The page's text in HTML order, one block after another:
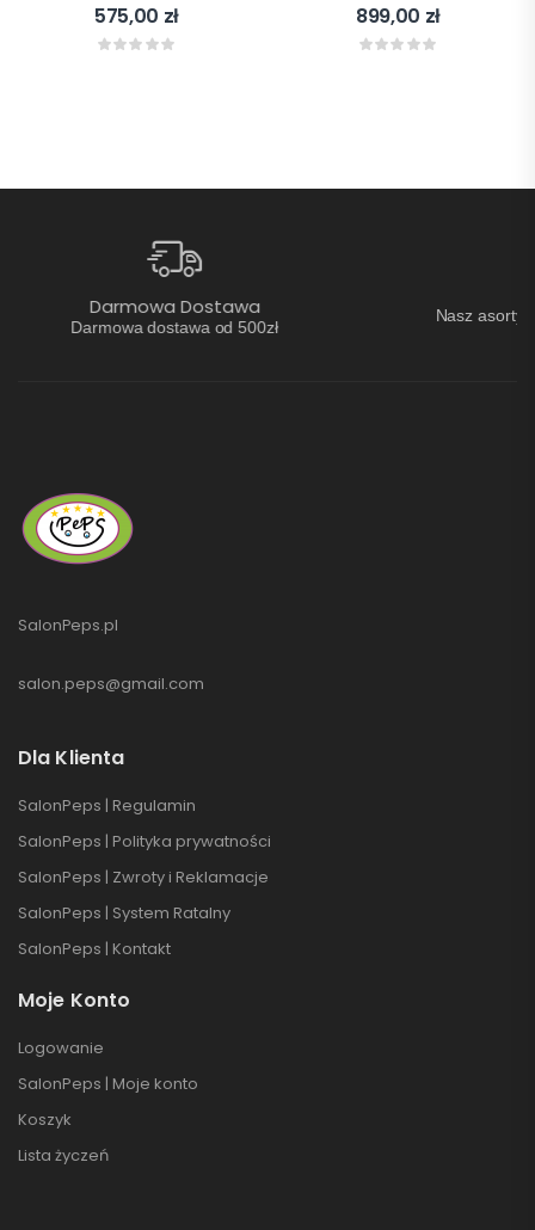
575,00 zł 899,00 zł
od 500zł
Nasz asortyment składa się z
SalonPeps.pl
salon.peps@gmail.com
Dla Klienta
SalonPeps | Regulamin
SalonPeps | Polityka prywatności
SalonPeps | Zwroty i Reklamacje
SalonPeps | System Ratalny
SalonPeps | Kontakt
Moje Konto
Logowanie
SalonPeps | Moje konto
Koszyk
Lista życzeń